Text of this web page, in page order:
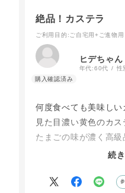
絶品！カステラ
ご利用目的 :ご自宅用+ご進物用
ヒデちゃん
年代:60代 性
何度食べても美味しい
見た目濃い黄色のカス
たまごの味が濃く高級
口に入れた途端、ふ
私のイチオシ👍
続